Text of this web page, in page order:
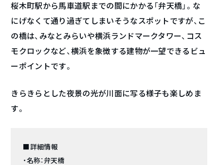
桜木町駅から馬車道駅までの間にかかる「弁天橋」。な
にげなくて通り過ぎてしまいそうなスポットですが、こ
の橋は、みなとみらいや横浜ランドマークタワー、コス
モクロックなど、横浜を象徴する建物が一望できるビュ
ーポイントです。
きらきらとした夜景の光が川面に写る様子も楽しめま
す。
■詳細情報
・名称：弁天橋